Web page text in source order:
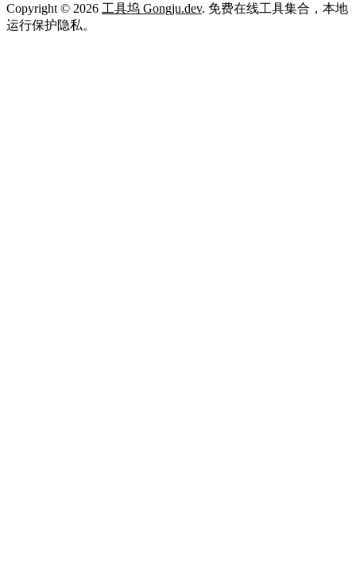
Copyright © 2026 工具坞 Gongju.dev. 免费在线工具集合，本地
运行保护隐私。